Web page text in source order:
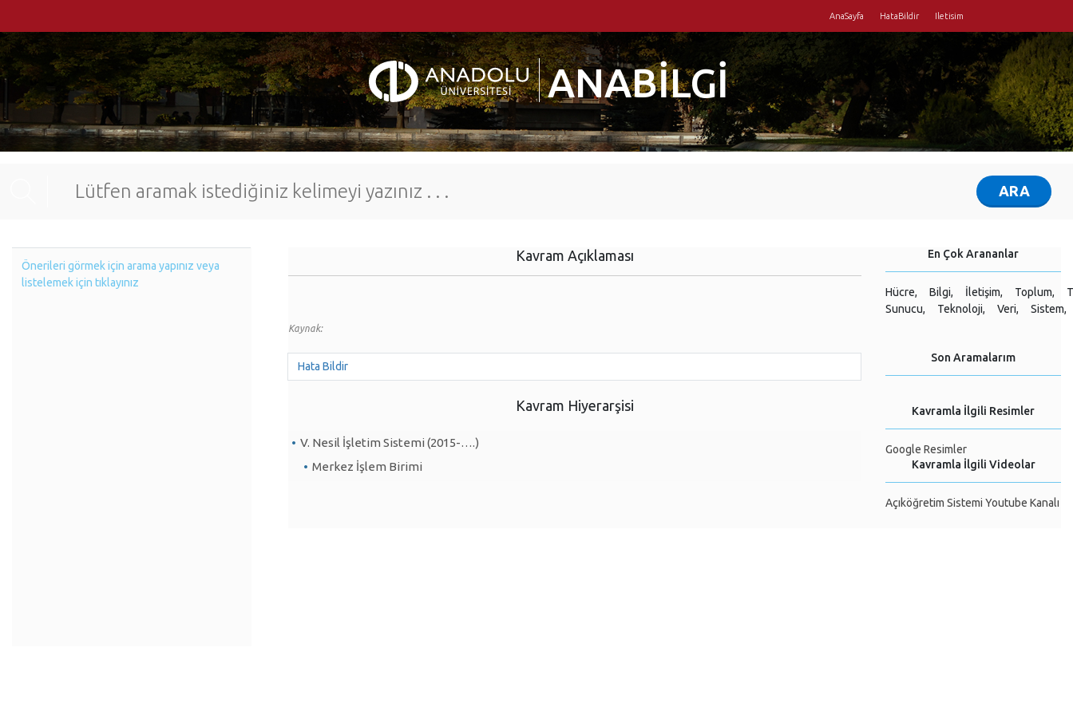
AnaSayfa HataBildir Iletisim
ANABİLGİ
Kavram Açıklaması
Kaynak:
Hata Bildir
Kavram Hiyerarşisi
V. Nesil İşletim Sistemi (2015-….)
Merkez İşlem Birimi
En Çok Arananlar
Hücre, Bilgi, İletişim, Toplum,
Sunucu,
Teknoloji, Veri, Sistem,
Son Aramalarım
Kavramla İlgili Resimler
Google Resimler
Kavramla İlgili Videolar
Açıköğretim Sistemi Youtube Kanalı
Önerileri görmek için arama yapınız veya
listelemek için tıklayınız